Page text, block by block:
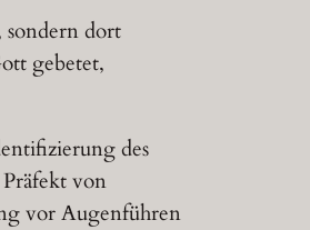
sondern dort
gebetet,
des
von
vor Augenführen